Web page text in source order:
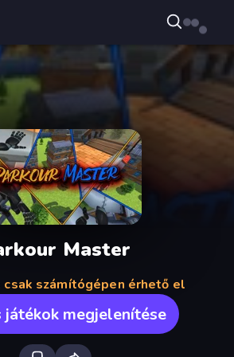
Master
csak számítógépen érhető el
játékok megjelenítése